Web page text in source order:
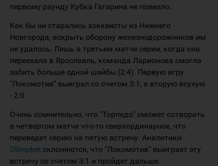
первому раунду Кубка Гагарина не повезло.
Как бы ни старались хоккеисты из Нижнего
Новгорода, вскрыть оборону железнодорожников им
не удалось. Лишь в третьем матче серии, когда она
переехала в Ярославль, команда Ларионова смогла
забить больше одной шайбы (2:4). Первую игру
"Локомотив" выиграл со счетом 3:1, а вторую всухую
- 2:0.
Очень сомнительно, что "Торпедо" сможет сотворить
в четвертом матче что-то сверхординарное, что
переведет серию на пятую встречу. Аналитики
Olimpbet склоняются, что "Локомотив" выиграет эту
встречу со счетом 3:1 и пройдет дальше.